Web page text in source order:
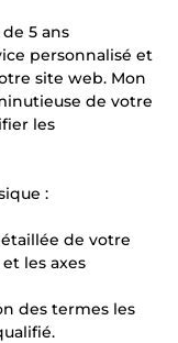
5 ans
personnalisé et
site web. Mon
de votre
les
:
de votre
les axes
des termes les